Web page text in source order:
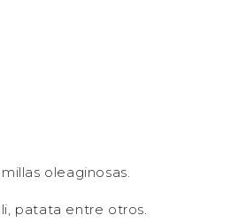
oleaginosas.
patata entre otros.